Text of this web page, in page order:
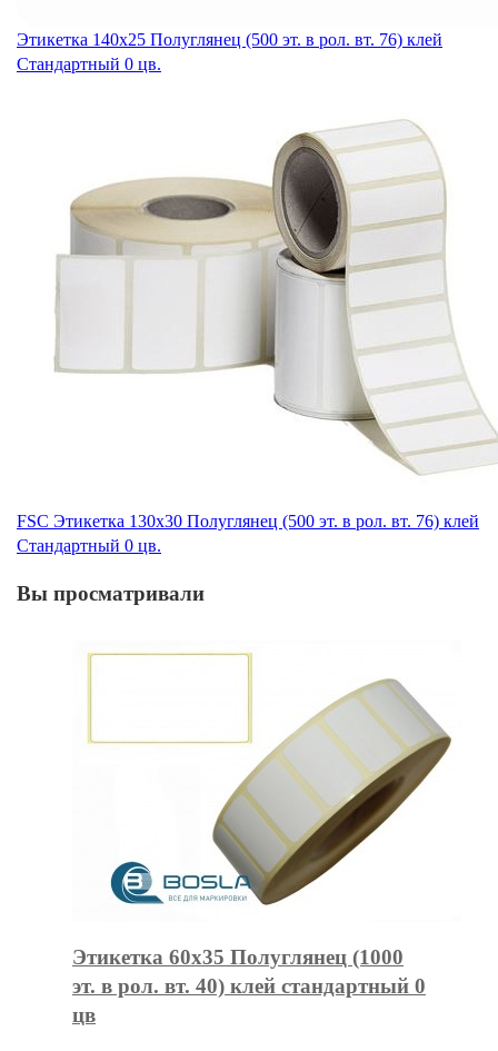
Этикетка 140х25 Полуглянец (500 эт. в рол. вт. 76) клей
Стандартный 0 цв.
FSC Этикетка 130х30 Полуглянец (500 эт. в рол. вт. 76) клей
Стандартный 0 цв.
Вы просматривали
Этикетка 60х35 Полуглянец (1000
эт. в рол. вт. 40) клей стандартный 0
цв